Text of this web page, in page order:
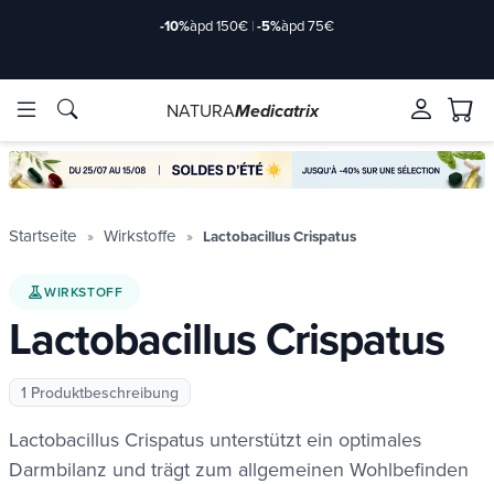
Marken
2-
-10%àpd 150€ |-5%àpd 75€
Marken
2-
NATURAMedicatrix
Startseite Wirkstoffe Lactobacillus Crispatus
WIRKSTOFF
Lactobacillus Crispatus
1 Produktbeschreibung
Lactobacillus Crispatus unterstützt ein optimales
Darmbilanz und trägt zum allgemeinen Wohlbefinden